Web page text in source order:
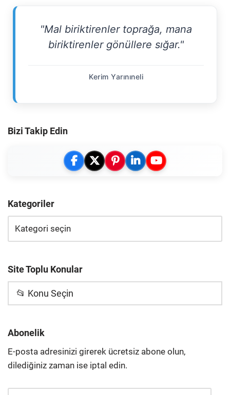
"Mal biriktirenler toprağa, mana
biriktirenler gönüllere sığar."
Kerim Yarınıneli
Bizi Takip Edin
Kategoriler
Site Toplu Konular
📂 Konu Seçin
Abonelik
E-posta adresinizi girerek ücretsiz abone olun,
dilediğiniz zaman ise iptal edin.